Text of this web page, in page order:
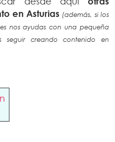
en Asturias (además, si los
nos ayudas con una pequeña
seguir creando contenido en